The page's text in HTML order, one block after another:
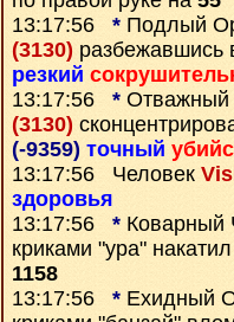
13:17:56 * Подлый
(3130)
резкий
13:17:56 * Отважный
(3130)
(-9359) точный
13:17:56 Человек
здоровья
13:17:56 * Коварный
криками "ура"
1158
13:17:56 * Ехидный